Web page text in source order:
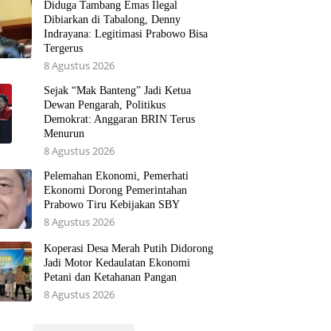
Diduga Tambang Emas Ilegal
Dibiarkan di Tabalong, Denny
Indrayana: Legitimasi Prabowo Bisa
Tergerus
8 Agustus 2026
Sejak “Mak Banteng” Jadi Ketua
Dewan Pengarah, Politikus
Demokrat: Anggaran BRIN Terus
Menurun
8 Agustus 2026
Pelemahan Ekonomi, Pemerhati
Ekonomi Dorong Pemerintahan
Prabowo Tiru Kebijakan SBY
8 Agustus 2026
Koperasi Desa Merah Putih Didorong
Jadi Motor Kedaulatan Ekonomi
Petani dan Ketahanan Pangan
8 Agustus 2026